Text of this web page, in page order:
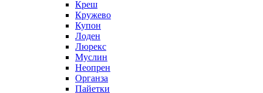
Креш
Кружево
Купон
Лоден
Люрекс
Муслин
Неопрен
Органза
Пайетки